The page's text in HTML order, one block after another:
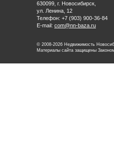
630099, г. Новосибирск,
ул. Ленина, 12
Телефон: +7 (903) 900-36-84
E-mail: com@nn-baza.ru
© 2008-2026 Недвижимость
Материалы сайта защищены